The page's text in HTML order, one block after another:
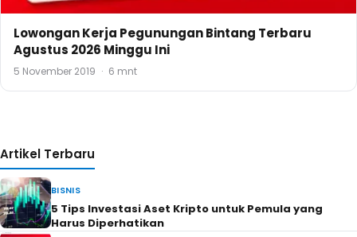
Lowongan Kerja Pegunungan Bintang Terbaru
Agustus 2026 Minggu Ini
5 November 2019 · 6 mnt
Artikel Terbaru
BISNIS
5 Tips Investasi Aset Kripto untuk Pemula yang
Harus Diperhatikan